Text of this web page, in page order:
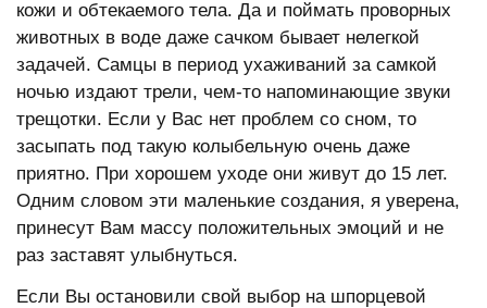
кожи и обтекаемого тела. Да и поймать проворных
животных в воде даже сачком бывает нелегкой
задачей. Самцы в период ухаживаний за самкой
ночью издают трели, чем-то напоминающие звуки
трещотки. Если у Вас нет проблем со сном, то
засыпать под такую колыбельную очень даже
приятно. При хорошем уходе они живут до 15 лет.
Одним словом эти маленькие создания, я уверена,
принесут Вам массу положительных эмоций и не
раз заставят улыбнуться.
Если Вы остановили свой выбор на шпорцевой